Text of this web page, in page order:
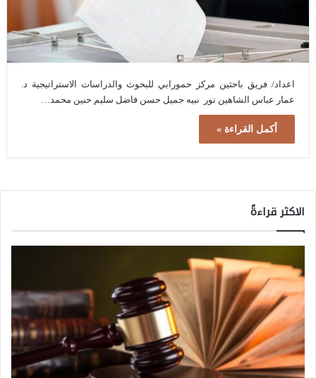
اعداد/ فريق باحثين مركز حمورابي للبحوث والدراسات الاستراتيجية د.
عمار عباس الشاهين نور نبيه جميل حسن فاضل سليم حنين محمد…
أكمل القراءة »
الاكثر قراءةً